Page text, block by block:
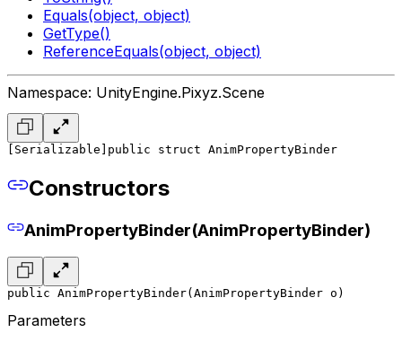
Equals(object, object)
GetType()
ReferenceEquals(object, object)
Namespace: UnityEngine.Pixyz.Scene
[Serializable] public struct AnimPropertyBinder
Constructors
AnimPropertyBinder(AnimPropertyBinder)
public AnimPropertyBinder(AnimPropertyBinder o)
Parameters